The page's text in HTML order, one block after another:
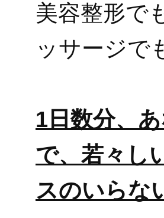
美容整形で
ッサージで
1日数分、
で、若々し
スのいらな